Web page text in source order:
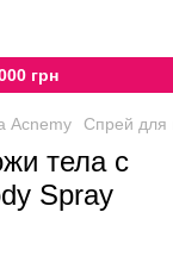
грн
Acnemy Спрей для
тела с
Spray